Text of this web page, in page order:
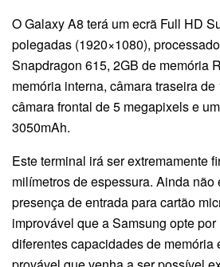
O Galaxy A8 terá um ecrã Full HD
polegadas (1920×1080),
Snapdragon 615, 2GB de memória
memória interna, câmara traseira
câmara frontal de 5 megapixels e
3050mAh.
Este terminal irá ser extremamente
milímetros de espessura. Ainda não
presença de entrada para cartão
improvável que a Samsung opte
diferentes capacidades de memória